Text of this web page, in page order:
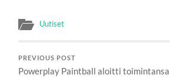
Uutiset
PREVIOUS POST
Powerplay Paintball aloitti toimintansa